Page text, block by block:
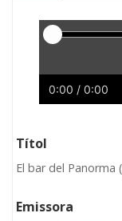
0:00 / 0:00
Títol
El bar del Panorma
Emissora